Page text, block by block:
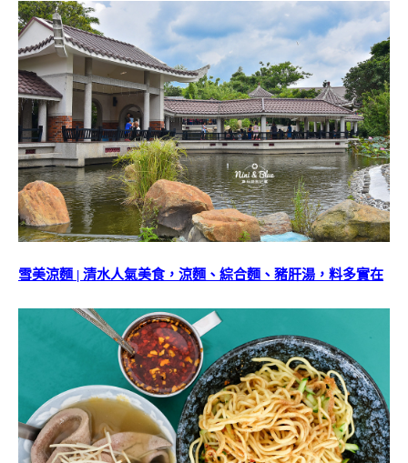
雪美涼麵 | 清水人氣美食，涼麵、綜合麵、豬肝湯，料多實在